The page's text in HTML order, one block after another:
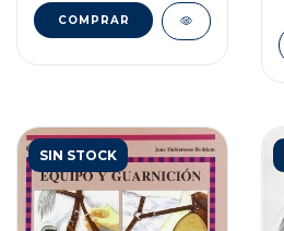
SIN STOCK